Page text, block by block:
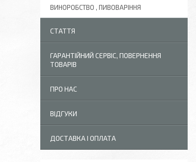
ВИНОРОБСТВО , ПИВОВАРІННЯ
СТАТТЯ
ГАРАНТІЙНИЙ СЕРВІС, ПОВЕРНЕННЯ
ТОВАРІВ
ПРО НАС
ВІДГУКИ
ДОСТАВКА І ОПЛАТА